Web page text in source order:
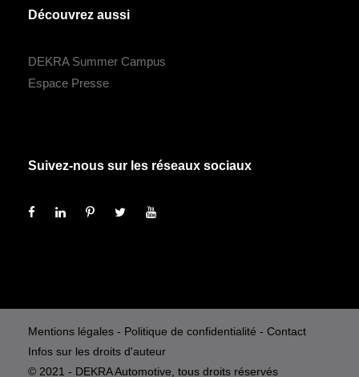
Découvrez aussi
DEKRA Summer Campus
Espace Presse
Suivez-nous sur les réseaux sociaux
Mentions légales - Politique de confidentialité - Contact
Infos sur les droits d'auteur
© 2021 - DEKRA Automotive, tous droits réservés